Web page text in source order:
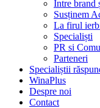
Între brand
Susținem
La firul
Specialiști
PR si
Parteneri
Specialiștii
WinaPlus
Despre noi
Contact